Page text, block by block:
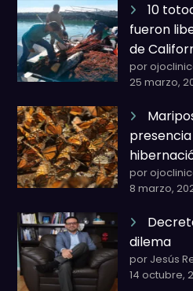
10
fueron
de
por
25 marzo,
por
8 marzo,
dilema
por Jesús
14 octubre,